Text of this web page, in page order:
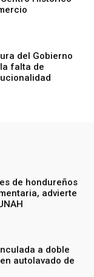
del Gobierno
falta de
de hondureños
advierte
a doble
autolavado de